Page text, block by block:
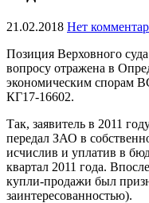
21.02.2018 Нет
Позиция Верховного
вопросу отражена в
экономическим спорам
КГ17-16602.
Так, заявитель в 2011
передал ЗАО в
исчислив и уплатив в
квартал 2011 года.
купли-продажи был
заинтересованностью).